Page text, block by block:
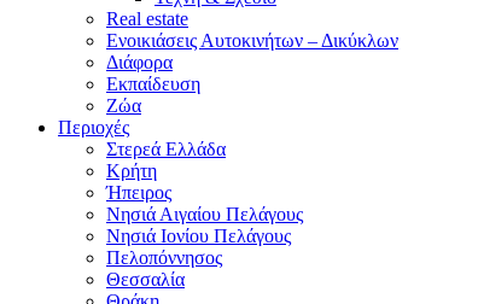
Real estate
Ενοικιάσεις Αυτοκινήτων – Δικύκλων
Διάφορα
Εκπαίδευση
Ζώα
Περιοχές
Στερεά Ελλάδα
Κρήτη
Ήπειρος
Νησιά Αιγαίου Πελάγους
Νησιά Ιονίου Πελάγους
Πελοπόννησος
Θεσσαλία